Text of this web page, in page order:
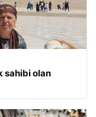
sahibi olan